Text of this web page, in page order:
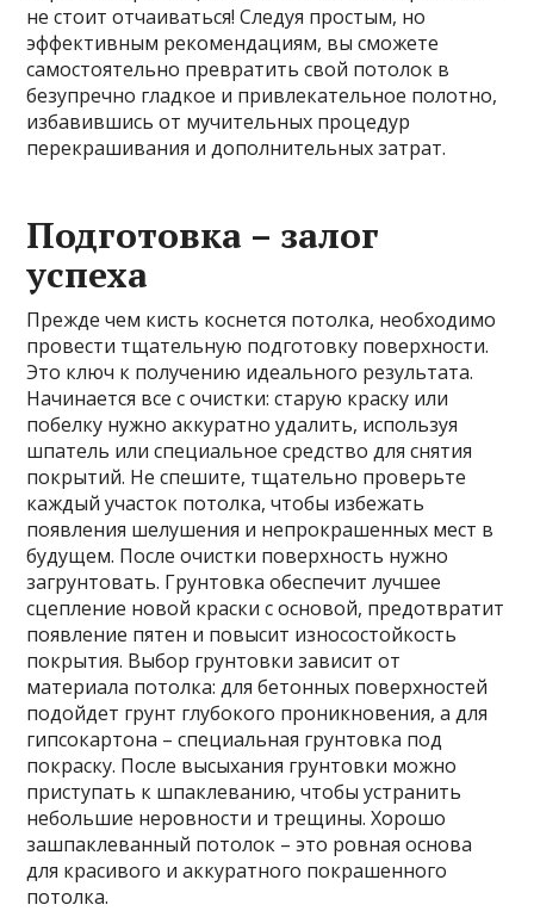
не стоит отчаиваться! Следуя простым, но
эффективным рекомендациям, вы сможете
самостоятельно превратить свой потолок в
безупречно гладкое и привлекательное полотно,
избавившись от мучительных процедур
перекрашивания и дополнительных затрат.
Подготовка – залог
успеха
Прежде чем кисть коснется потолка, необходимо
провести тщательную подготовку поверхности.
Это ключ к получению идеального результата.
Начинается все с очистки: старую краску или
побелку нужно аккуратно удалить, используя
шпатель или специальное средство для снятия
покрытий. Не спешите, тщательно проверьте
каждый участок потолка, чтобы избежать
появления шелушения и непрокрашенных мест в
будущем. После очистки поверхность нужно
загрунтовать. Грунтовка обеспечит лучшее
сцепление новой краски с основой, предотвратит
появление пятен и повысит износостойкость
покрытия. Выбор грунтовки зависит от
материала потолка: для бетонных поверхностей
подойдет грунт глубокого проникновения, а для
гипсокартона – специальная грунтовка под
покраску. После высыхания грунтовки можно
приступать к шпаклеванию, чтобы устранить
небольшие неровности и трещины. Хорошо
зашпаклеванный потолок – это ровная основа
для красивого и аккуратного покрашенного
потолка.